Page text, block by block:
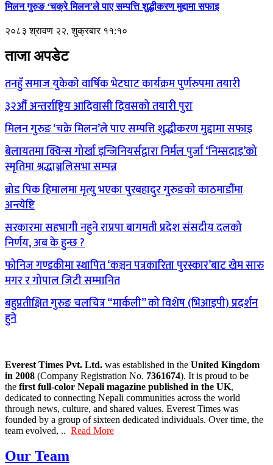
मिलन गुरुङ ‘चक्रे मिलन’ले पाए सम्पत्ति शुद्धीकरण मुद्दामा सफाइ
२०८३ श्रावण २२, शुक्रबार ११:१०
ताजा अपडेट
तनहुँ समाज युकेको वार्षिक भेटघाट कार्यक्रम पुर्णरुपमा तयारी
३२औँ अन्तर्राष्ट्रिय आदिवासी दिवसको तयारी पुरा
मिलन गुरुङ ‘चक्रे मिलन’ले पाए सम्पत्ति शुद्धीकरण मुद्दामा सफाइ
बेलायतमा क्विन्स गोर्खा इन्जिनियर्सद्वारा निर्मल पुर्जा ‘निम्सदाइ’को
स्मृतिमा श्रद्धाञ्जलिसभा सम्पन्न
ब्रोड पिक हिमालमा मृत्यु भएका पुरबहादुर गुरुङको काठमाडौंमा
अन्त्येष्टि
सरकारमा सहभागी नहुने राप्रपा बागमती प्रदेश संसदीय दलको
निर्णय, अब के हुन्छ ?
फोनिज गण्डकीमा स्थापित ‘कञ्चन पत्रकारिता पुरस्कार’बाट खेम सारु
मगर र गोपाल जिटी सम्मानित
बहुप्रतीक्षित गुरुङ चलचित्र “मार्कली” को विशेष (भिआइपी) प्रदर्शन
हुने
Everest Times Pvt. Ltd. was established in the United Kingdom
in 2008 (Company Registration No. 7361674). It is proud to be
the first full-color Nepali magazine published in the UK,
dedicated to connecting Nepali communities across the world
through news, culture, and shared values. Everest Times was
founded by a group of sixteen dedicated individuals. Over time, the
team evolved, .. Read More
Our Team